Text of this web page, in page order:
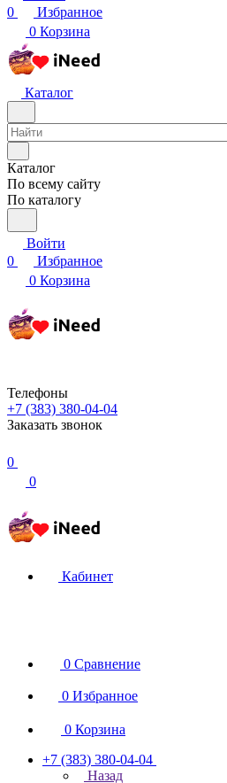
0
Избранное
0 Корзина
Каталог
Каталог
По всему сайту
По каталогу
Войти
0
Избранное
0 Корзина
Телефоны
+7 (383) 380-04-04
Заказать звонок
0
0
Кабинет
0 Сравнение
0 Избранное
0 Корзина
+7 (383) 380-04-04
Назад